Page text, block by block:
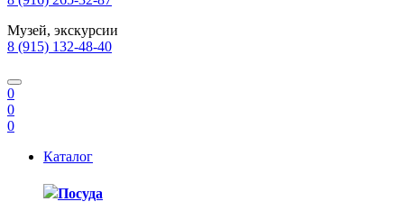
Музей, экскурсии
8 (915) 132-48-40
0
0
0
Каталог
Посуда